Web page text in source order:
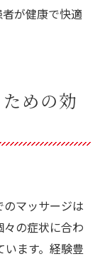
が健康で快適
めの効
マッサージは
の症状に合わ
ます。経験豊